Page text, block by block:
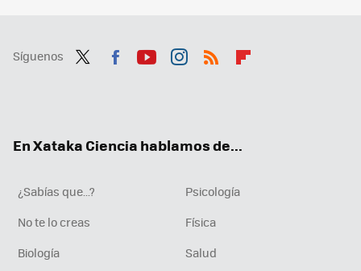
Síguenos
En Xataka Ciencia hablamos de...
¿Sabías que...?
Psicología
No te lo creas
Física
Biología
Salud